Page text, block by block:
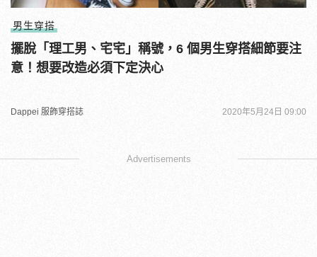
男生穿搭
擺脫「理工男、宅宅」稱號，6 個男生穿搭細節要注
意！想要改造必須下定決心
Dappei 服飾穿搭誌 2020年5月24日 09:00
Advertisements